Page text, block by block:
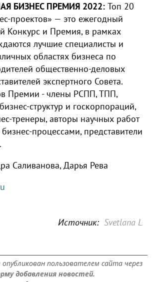
БИЗНЕС ПРЕМИЯ 2022: Топ 20
проектов» — это ежегодный
Конкурс и Премия, в рамках
лучшие специалисты и
областях бизнеса по
общественно-деловых
экспертного Совета.
Премии - члены РСПП, ТПП,
структур и госкорпораций,
тренеры, авторы научных работ
процессами, представители
Саливанова, Дарья Рева
Источник: Svetlana L
пользователем сайта через
добавления новостей.